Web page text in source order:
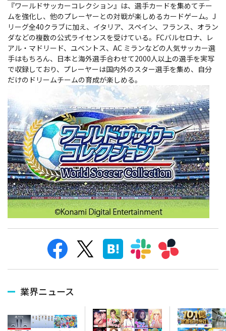
『ワールドサッカーコレクション』は、選手カードを集めてチー
ムを強化し、他のプレーヤーとの対戦が楽しめるカードゲーム。J
リーグ全40クラブに加え、イタリア、スペイン、フランス、オラン
ダなどの複数の公式ライセンスを受けている。FCバルセロナ、レ
アル・マドリード、ユベントス、AC ミランなどの人気サッカー選
手はもちろん、日本と海外選手合わせて2000人以上の選手を実写
で収録しており、プレーヤーは国内外のスター選手を集め、自分
だけのドリームチームの育成が楽しめる。
業界ニュース